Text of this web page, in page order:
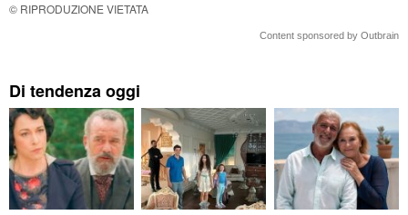
© RIPRODUZIONE VIETATA
Content sponsored by Outbrain
Di tendenza oggi